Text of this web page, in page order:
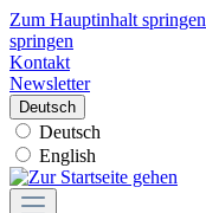
Zum Hauptinhalt springen
springen
Kontakt
Newsletter
Deutsch
Deutsch
English